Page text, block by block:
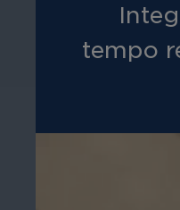
tempo